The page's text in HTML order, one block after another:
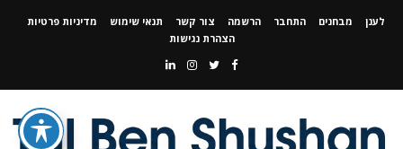
לענן מבחנים התחבר הרשמה צור קשר תנאי שימוש
מדיניות פרטיות
הצהרת נגישות